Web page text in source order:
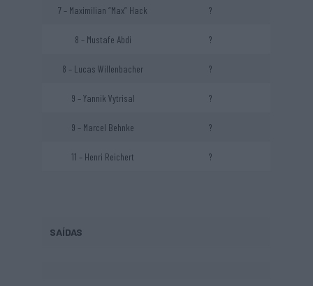
7 – Maximilian “Max” Hack ?
8 – Mustafe Abdi ?
8 – Lucas Willenbacher ?
9 – Yannik Vytrisal ?
9 – Marcel Behnke ?
11 – Henri Reichert ?
SAÍDAS